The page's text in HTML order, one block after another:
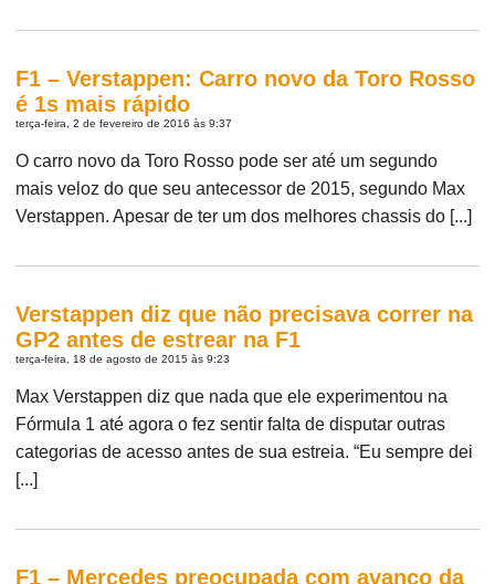
F1 – Verstappen: Carro novo da Toro Rosso
é 1s mais rápido
terça-feira, 2 de fevereiro de 2016 às 9:37
O carro novo da Toro Rosso pode ser até um segundo
mais veloz do que seu antecessor de 2015, segundo Max
Verstappen. Apesar de ter um dos melhores chassis do [...]
Verstappen diz que não precisava correr na
GP2 antes de estrear na F1
terça-feira, 18 de agosto de 2015 às 9:23
Max Verstappen diz que nada que ele experimentou na
Fórmula 1 até agora o fez sentir falta de disputar outras
categorias de acesso antes de sua estreia. “Eu sempre dei
[...]
F1 – Mercedes preocupada com avanço da